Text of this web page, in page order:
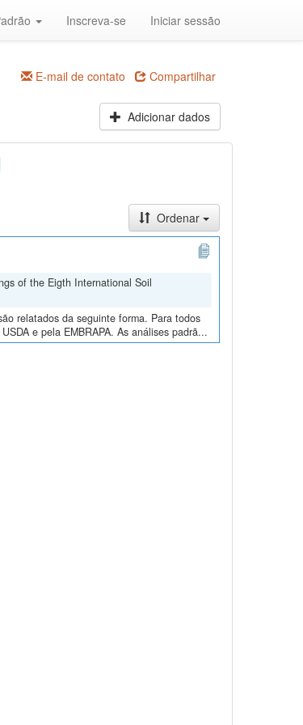
Inscreva-se Iniciar sessão
E-mail de contato Compartilhar
Adicionar dados
Ordenar
of the Eigth International Soil
relatados da seguinte forma. Para todos
e pela EMBRAPA. As análises padrã...